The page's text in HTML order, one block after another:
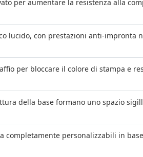
per aumentare la resistenza alla
lucido, con prestazioni anti-impronta
per bloccare il colore di stampa e
della base formano uno spazio
completamente personalizzabili in